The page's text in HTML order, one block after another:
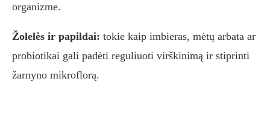
organizme.
Žolelės ir papildai: tokie kaip imbieras, mėtų arbata ar
probiotikai gali padėti reguliuoti virškinimą ir stiprinti
žarnyno mikroflorą.